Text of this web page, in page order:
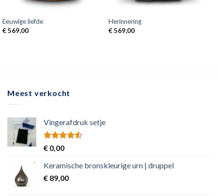
Eeuwige liefde
€569,00
Herinnering
€569,00
Meest verkocht
Vingerafdruk setje
Rated
4.50
of 5
€ 0,00
Keramische bronskleurige urn | druppel
€ 89,00